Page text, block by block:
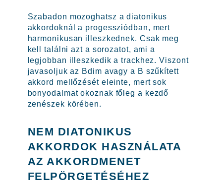
Szabadon mozoghatsz a diatonikus
akkordoknál a progessziódban, mert
harmonikusan illeszkednek. Csak meg
kell találni azt a sorozatot, ami a
legjobban illeszkedik a trackhez. Viszont
javasoljuk az Bdim avagy a B szűkített
akkord mellőzését eleinte, mert sok
bonyodalmat okoznak főleg a kezdő
zenészek körében.
NEM DIATONIKUS
AKKORDOK HASZNÁLATA
AZ AKKORDMENET
FELPÖRGETÉSÉHEZ